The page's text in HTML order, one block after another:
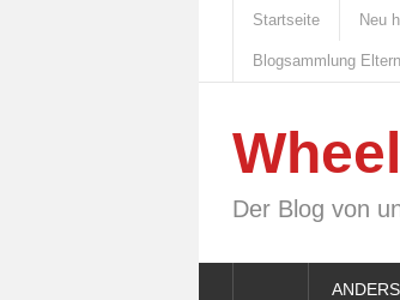
Startseite Neu
Blogsammlung
Der Blog von